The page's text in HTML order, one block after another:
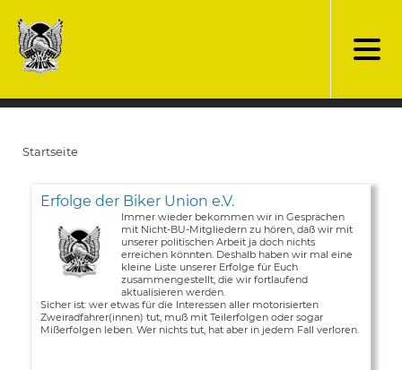
zum
Inhalt
Startseite
Erfolge der Biker Union e.V.
Immer wieder bekommen wir in Gesprächen
mit Nicht-BU-Mitgliedern zu hören, daß wir mit
unserer politischen Arbeit ja doch nichts
erreichen könnten. Deshalb haben wir mal eine
kleine Liste unserer Erfolge für Euch
zusammengestellt, die wir fortlaufend
aktualisieren werden.
Sicher ist: wer etwas für die Interessen aller motorisierten
Zweiradfahrer(innen) tut, muß mit Teilerfolgen oder sogar
Mißerfolgen leben. Wer nichts tut, hat aber in jedem Fall verloren.